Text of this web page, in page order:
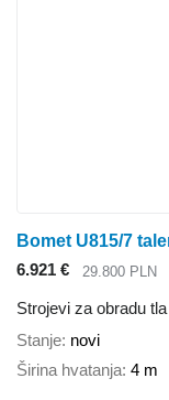
Bomet U815/7
6.921 €
29.800 PLN
Strojevi za obradu
Stanje novi
Širina hvatanja 4 m